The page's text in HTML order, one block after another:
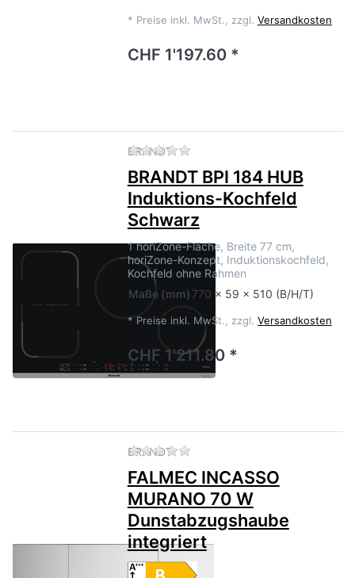
* Preise inkl. MwSt., zzgl. Versandkosten
CHF 1'197.60 *
BRANDT Zu diesem Produkt liegen
BRANDT BPI 184 HUB
Induktions-Kochfeld
Schwarz
1 horiZone-Fläche, Breite 77 cm,
horiZone-Konzept, Induktionskochfeld,
Kochfeld ohne Rahmen
Maße (mm) 770 x 59 x 510 (B/H/T)
* Preise inkl. MwSt., zzgl. Versandkosten
CHF 1'211.80 *
BRANDT Zu diesem Produkt liegen
FALMEC INCASSO
MURANO 70 W
Dunstabzugshaube
integriert